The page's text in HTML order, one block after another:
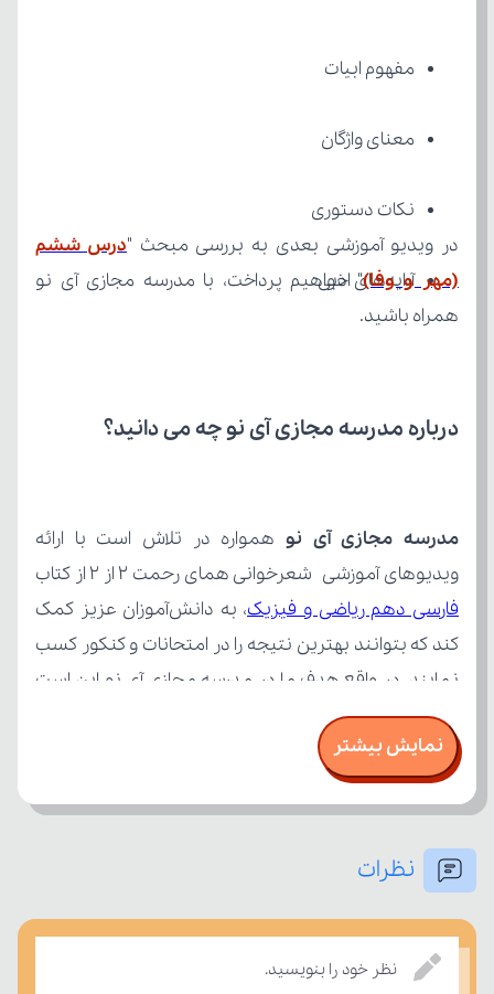
مفهوم ابیات
معنای واژگان
نکات دستوری
آرایه‌های ادبی
در ویدیو آموزشی بعدی به بررسی مبحث "
(مهر و وفا)
همراه باشید.
درباره مدرسه مجازی آی نو چه می‌ دانید؟
مدرسه مجازی آی نو
ویدیوهای آموزشی شعرخوانی همای رحمت 2 از 2 از کتاب
فارسی دهم ریاضی و فیزیک
درسی بسنجند.
نمایش بیشتر
نظرات
نظر خود را بنویسید.